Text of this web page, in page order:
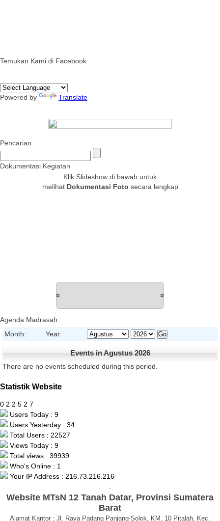
Temukan Kami di Facebook
Powered by Translate
Pencarian
Dokumentasi Kegiatan
Klik Slideshow di bawah untuk
melihat Dokumentasi Foto secara lengkap
Agenda Madrasah
Month:
Year:
Events in Agustus 2026
There are no events scheduled during this period.
Statistik Website
0 2 2 5 2 7
Users Today : 9
Users Yesterday : 34
Total Users : 22527
Views Today : 9
Total views : 39939
Who's Online : 1
Your IP Address : 216.73.216.216
Website MTsN 12 Tanah Datar, Provinsi Sumatera
Barat
Alamat Kantor : Jl. Raya Padang Panjang-Solok, KM. 10 Pitalah, Kec.